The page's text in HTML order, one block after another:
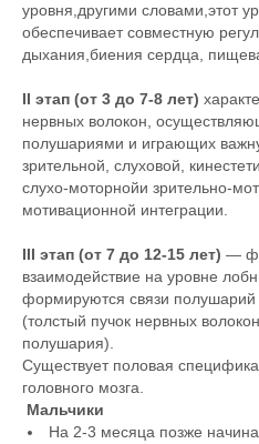
уровня,другими словами,этот
обеспечивает совместную
дыхания,биения сердца,
II этап (от 3 до 7-8 лет)
нервных волокон,
полушариями и играющих
зрительной, слуховой,
слухо-моторнойи зрительно-
мотивационной интеграции.
III этап (от 7 до 12-15 лет) —
взаимодействие на уровне
формируются связи полушарий
(толстый пучок нервных
полушария).
Существует половая
головного мозга.
Мальчики
На 2-3 месяца позже